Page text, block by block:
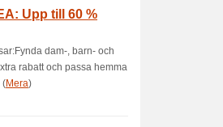
Upp till 60 %
dam-, barn- och
rabatt och passa hemma
(Mera)